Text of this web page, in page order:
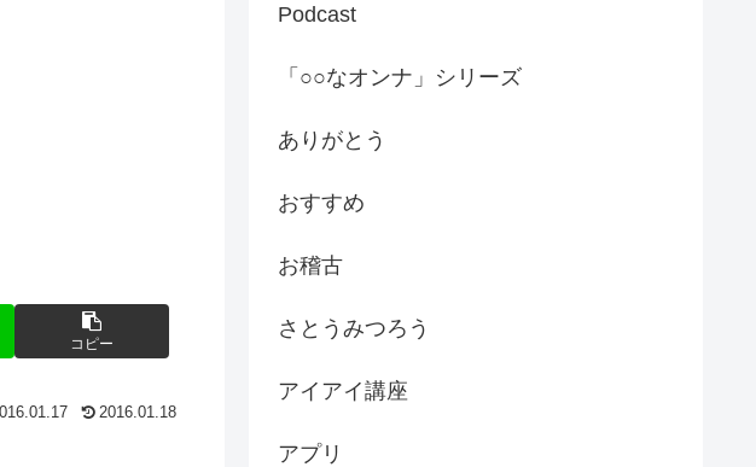
コピー
2016.01.18
Podcast
「○○なオンナ」シリーズ
ありがとう
おすすめ
お稽古
さとうみつろう
アイアイ講座
アプリ